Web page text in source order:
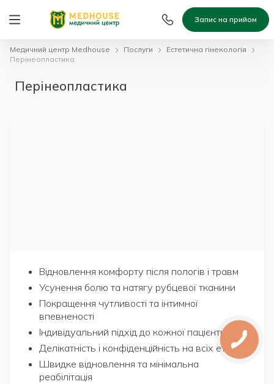
Запис на прийом
Медичний центр Medhouse Послуги
Естетична гінекологія
Перінеопластика
Перінеопластика
Відновлення комфорту після пологів і травм
Усунення болю та натягу рубцевої тканини
Покращення чутливості та інтимної
впевненості
Індивідуальний підхід до кожної пацієнтки
Делікатність і конфіденційність на всіх етапах
Швидке відновлення та мінімальна
реабілітація